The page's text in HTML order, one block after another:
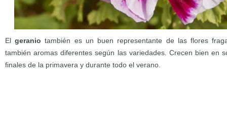
El geranio también es un buen representante de las flores
también aromas diferentes según las variedades. Crecen bien en
finales de la primavera y durante todo el verano.